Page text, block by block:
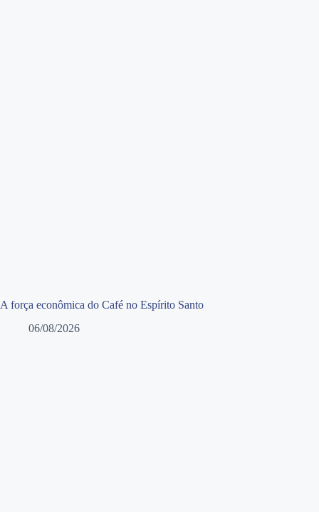
A força econômica do Café no Espírito Santo
06/08/2026